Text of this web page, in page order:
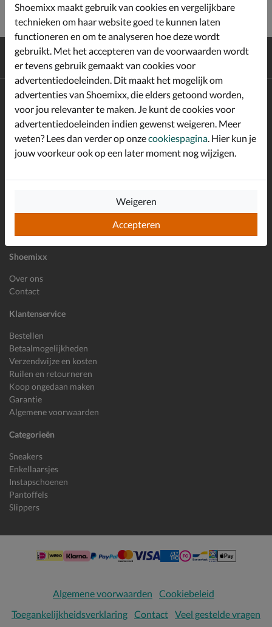
Gratisverzending en retour*
Achterafbetalen
Shoemixx
Over ons
Contact
Klantenservice
Bestellen
Betaalmogelijkheden
Verzendwijze en kosten
Ruilen en retourneren
Koop ongedaan maken
Garantie
Algemene voorwaarden
Categorieën
Sneakers
Enkellaarsjes
Instapschoenen
Pantoffels
Slippers
Altijd op de hoogte zijn?
Schrijf je in voor de Shoemixx nieuwsbrief en ontvang €10,-
welkomstkorting!
Inschrijven
Algemene voorwaarden
Cookiebeleid
Toegankelijkheidsverklaring Contact Veel gestelde vragen
Shoemixx maakt gebruik van cookies en vergelijkbare
technieken om haar website goed te kunnen laten
functioneren en om te analyseren hoe deze wordt
gebruikt. Met het accepteren van de voorwaarden wordt
er tevens gebruik gemaakt van cookies voor
advertentiedoeleinden. Dit maakt het mogelijk om
advertenties van Shoemixx, die elders getoond worden,
voor jou relevanter te maken. Je kunt de cookies voor
advertentiedoeleinden indien gewenst weigeren. Meer
weten? Lees dan verder op onzecookiespagina. Hier kun je
jouw voorkeur ook op een later moment nog wijzigen.
Accepteren
Weigeren